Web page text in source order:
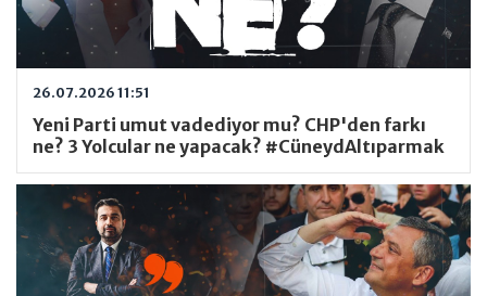
26.07.2026 11:51
Yeni Parti umut vadediyor mu? CHP'den farkı
ne? 3 Yolcular ne yapacak? #CüneydAltıparmak